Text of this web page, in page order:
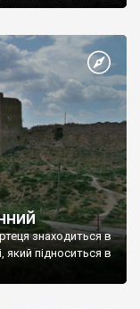
знаходиться в
який підноситься в